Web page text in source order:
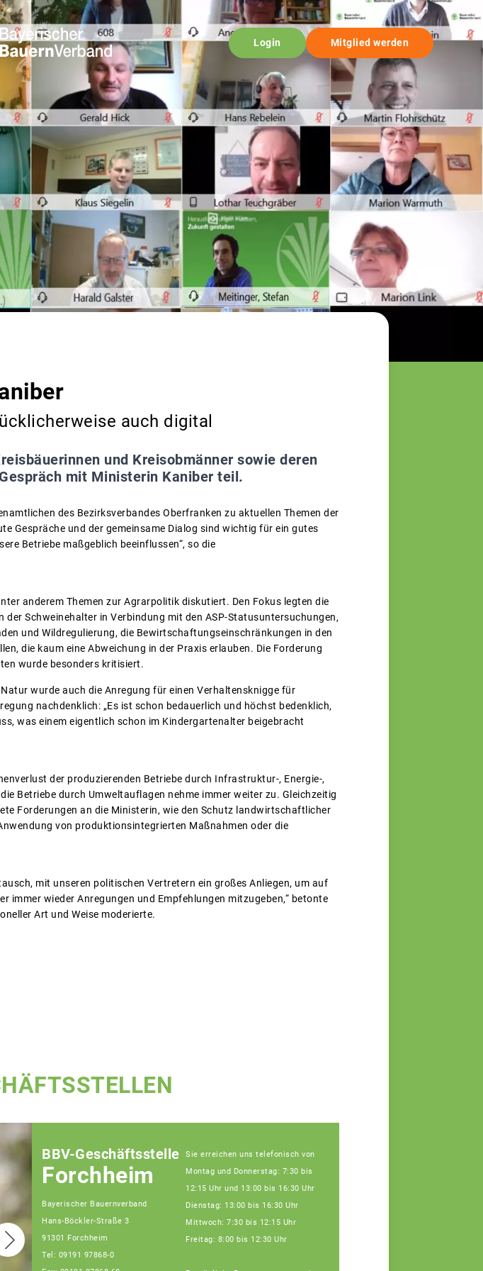
Login Mitglied werden
© BBV
auch digital
und Kreisobmänner sowie deren
mit Ministerin Kaniber teil.
des Bezirksverbandes Oberfranken zu aktuellen Themen der
Gespräche und der gemeinsame Dialog sind wichtig für ein gutes
Betriebe maßgeblich beeinflussen“, so die
anderem Themen zur Agrarpolitik diskutiert. Den Fokus legten die
Schweinehalter in Verbindung mit den ASP-Statusuntersuchungen,
und Wildregulierung, die Bewirtschaftungseinschränkungen in den
die kaum eine Abweichung in der Praxis erlauben. Die Forderung
wurde besonders kritisiert.
wurde auch die Anregung für einen Verhaltensknigge für
nachdenklich: „Es ist schon bedauerlich und höchst bedenklich,
was einem eigentlich schon im Kindergartenalter beigebracht
der produzierenden Betriebe durch Infrastruktur-, Energie-,
Betriebe durch Umweltauflagen nehme immer weiter zu. Gleichzeitig
Forderungen an die Ministerin, wie den Schutz landwirtschaftlicher
von produktionsintegrierten Maßnahmen oder die
mit unseren politischen Vertretern ein großes Anliegen, um auf
immer wieder Anregungen und Empfehlungen mitzugeben,“ betonte
Art und Weise moderierte.
BBV-Geschäftsstelle
Forchheim
Bayerischer Bauernverband
Hans-Böckler-Straße 3
91301 Forchheim
Tel: 09191 97868-0
Sie erreichen uns telefonisch von
Montag und Donnerstag: 7:30 bis
12:15 Uhr und 13:00 bis 16:30 Uhr
Dienstag: 13:00 bis 16:30 Uhr
Mittwoch: 7:30 bis 12:15 Uhr
Freitag: 8:00 bis 12:30 Uhr